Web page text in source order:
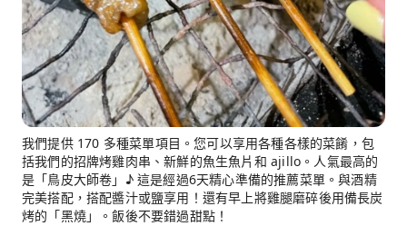
我們提供 170 多種菜單項目。您可以享用各種各樣的菜餚，包
括我們的招牌烤雞肉串、新鮮的魚生魚片和 ajillo。人氣最高的
是「鳥皮大師卷」♪ 這是經過6天精心準備的推薦菜單。與酒精
完美搭配，搭配醬汁或鹽享用！還有早上將雞腿磨碎後用備長炭
烤的「黑燒」。飯後不要錯過甜點！